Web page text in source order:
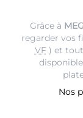
Grâce à
regarder vos
VF) et tout
Nos